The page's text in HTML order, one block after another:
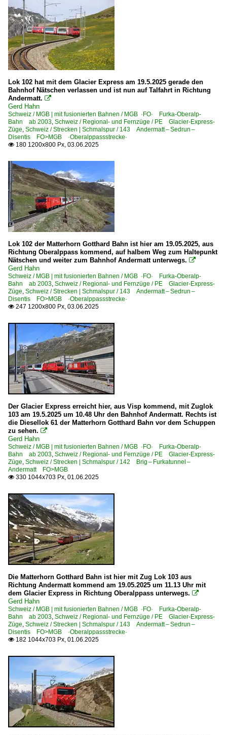
Lok 102 hat mit dem Glacier Express am 19.5.2025 gerade den
Bahnhof Nätschen verlassen und ist nun auf Talfahrt in Richtung
Andermatt. 
Gerd Hahn
Schweiz / MGB | mit fusionierten Bahnen / MGB ·FO· Furka-Oberalp-
Bahn ab 2003, Schweiz / Regional- und Fernzüge / PE Glacier-Express-
Züge, Schweiz / Strecken | Schmalspur / 143 Andermatt – Sedrun –
Disentis FO>MGB ·Oberalppassstrecke·
 180 1200x800 Px, 03.06.2025
Lok 102 der Matterhorn Gotthard Bahn ist hier am 19.05.2025, aus
Richtung Oberalppass kommend, auf halbem Weg zum Haltepunkt
Nätschen und weiter zum Bahnhof Andermatt unterwegs. 
Gerd Hahn
Schweiz / MGB | mit fusionierten Bahnen / MGB ·FO· Furka-Oberalp-
Bahn ab 2003, Schweiz / Regional- und Fernzüge / PE Glacier-Express-
Züge, Schweiz / Strecken | Schmalspur / 143 Andermatt – Sedrun –
Disentis FO>MGB ·Oberalppassstrecke·
 247 1200x800 Px, 03.06.2025
Der Glacier Express erreicht hier, aus Visp kommend, mit Zuglok
103 am 19.5.2025 um 10.48 Uhr den Bahnhof Andermatt. Rechts ist
die Diesellok 61 der Matterhorn Gotthard Bahn vor dem Schuppen
zu sehen. 
Gerd Hahn
Schweiz / MGB | mit fusionierten Bahnen / MGB ·FO· Furka-Oberalp-
Bahn ab 2003, Schweiz / Regional- und Fernzüge / PE Glacier-Express-
Züge, Schweiz / Strecken | Schmalspur / 142 Brig – Furkatunnel –
Andermatt FO>MGB
 330 1044x703 Px, 01.06.2025
Die Matterhorn Gotthard Bahn ist hier mit Zug Lok 103 aus
Richtung Andermatt kommend am 19.05.2025 um 11.13 Uhr mit
dem Glacier Express in Richtung Oberalppass unterwegs. 
Gerd Hahn
Schweiz / MGB | mit fusionierten Bahnen / MGB ·FO· Furka-Oberalp-
Bahn ab 2003, Schweiz / Regional- und Fernzüge / PE Glacier-Express-
Züge, Schweiz / Strecken | Schmalspur / 143 Andermatt – Sedrun –
Disentis FO>MGB ·Oberalppassstrecke·
 182 1044x703 Px, 01.06.2025